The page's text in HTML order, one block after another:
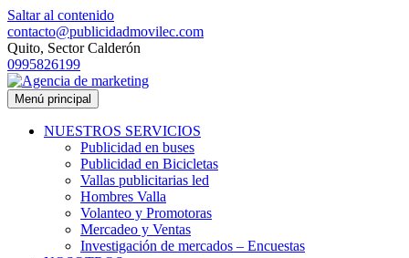
Saltar al contenido
contacto@publicidadmovilec.com
Quito, Sector Calderón
0995826199
Menú principal
NUESTROS SERVICIOS
Publicidad en buses
Publicidad en Bicicletas
Vallas publicitarias led
Hombres Valla
Volanteo y Promotoras
Mercadeo y Ventas
Investigación de mercados – Encuestas